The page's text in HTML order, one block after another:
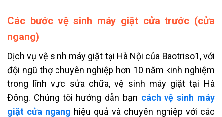
Các bước vệ sinh máy giặt cửa trước (cửa
ngang)
Dịch vụ vệ sinh máy giặt tại Hà Nội của Baotriso1, với
đội ngũ thợ chuyên nghiệp hơn 10 năm kinh nghiệm
trong lĩnh vực sửa chữa, vệ sinh máy giặt tại Hà
Đông. Chúng tôi hướng dẫn bạn cách vệ sinh máy
giặt cửa ngang hiệu quả và chuyên nghiệp với các